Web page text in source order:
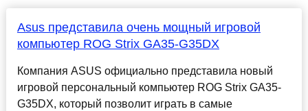
Asus представила очень мощный игровой
компьютер ROG Strix GA35-G35DX
Компания ASUS официально представила новый
игровой персональный компьютер ROG Strix GA35-
G35DX, который позволит играть в самые